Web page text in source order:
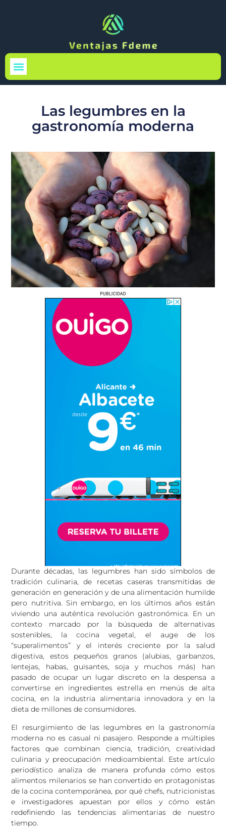
Las legumbres en la
gastronomía moderna
Durante décadas, las legumbres han sido símbolos de
tradición culinaria, de recetas caseras transmitidas de
generación en generación y de una alimentación humilde
pero nutritiva. Sin embargo, en los últimos años están
viviendo una auténtica revolución gastronómica. En un
contexto marcado por la búsqueda de alternativas
sostenibles, la cocina vegetal, el auge de los
“superalimentos” y el interés creciente por la salud
digestiva, estos pequeños granos (alubias, garbanzos,
lentejas, habas, guisantes, soja y muchos más) han
pasado de ocupar un lugar discreto en la despensa a
convertirse en ingredientes estrella en menús de alta
cocina, en la industria alimentaria innovadora y en la
dieta de millones de consumidores.
El resurgimiento de las legumbres en la gastronomía
moderna no es casual ni pasajero. Responde a múltiples
factores que combinan ciencia, tradición, creatividad
culinaria y preocupación medioambiental. Este artículo
periodístico analiza de manera profunda cómo estos
alimentos milenarios se han convertido en protagonistas
de la cocina contemporánea, por qué chefs, nutricionistas
e investigadores apuestan por ellos y cómo están
redefiniendo las tendencias alimentarias de nuestro
tiempo.